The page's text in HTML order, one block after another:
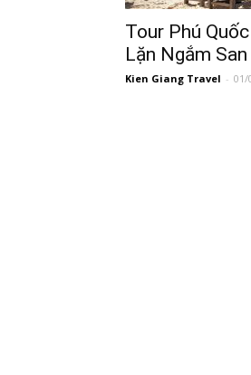
|
Tour Phú
Lặn Ngắm San
Kien Giang Travel - 01/